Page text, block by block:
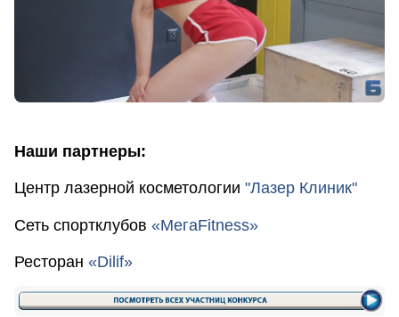
Наши партнеры:
​​​​​​Центр лазерной косметологии "Лазер Клиник"
Сеть спортклубов «МегаFitness»
Ресторан «Dilif»